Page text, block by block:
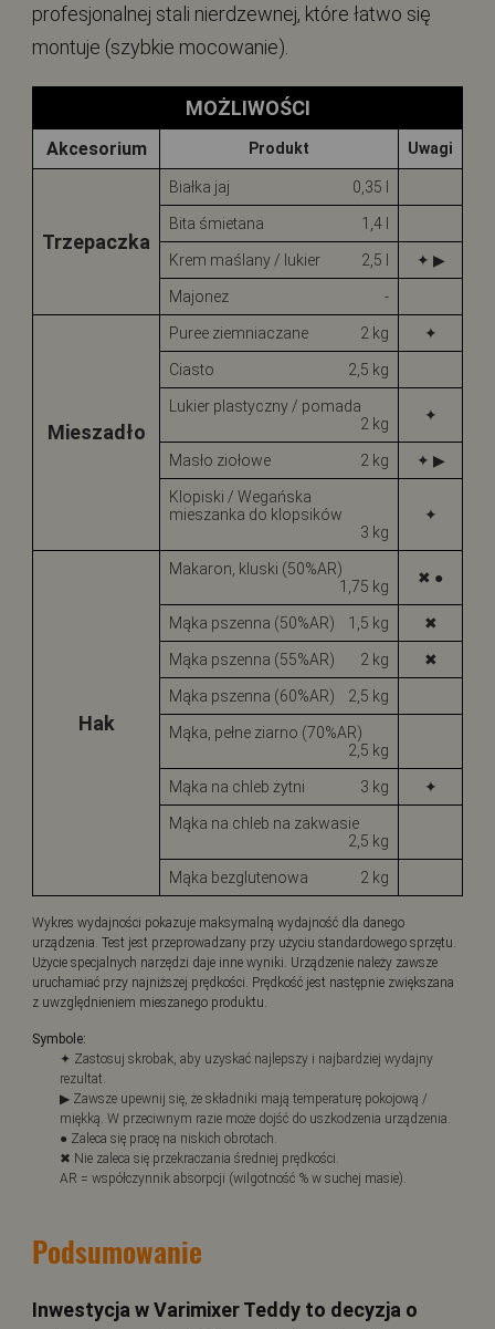
profesjonalnej stali nierdzewnej, które łatwo się
montuje (szybkie mocowanie).
MOŻLIWOŚCI
Akcesorium Produkt Uwagi
Trzepaczka
Białka jaj 0,35 l
Bita śmietana 1,4 l
Krem maślany / lukier 2,5 l ✦ ▶
Majonez -
Mieszadło
Puree ziemniaczane 2 kg ✦
Ciasto 2,5 kg
Lukier plastyczny / pomada
2 kg
✦
Masło ziołowe 2 kg ✦ ▶
Klopiski / Wegańska
mieszanka do klopsików
3 kg
✦
Hak
Makaron, kluski (50%AR)
1,75 kg
✖ ●
Mąka pszenna (50%AR) 1,5 kg ✖
Mąka pszenna (55%AR) 2 kg ✖
Mąka pszenna (60%AR) 2,5 kg
Mąka, pełne ziarno (70%AR)
2,5 kg
Mąka na chleb żytni 3 kg ✦
Mąka na chleb na zakwasie
2,5 kg
Mąka bezglutenowa 2 kg
Wykres wydajności pokazuje maksymalną wydajność dla danego
urządzenia. Test jest przeprowadzany przy użyciu standardowego sprzętu.
Użycie specjalnych narzędzi daje inne wyniki. Urządzenie należy zawsze
uruchamiać przy najniższej prędkości. Prędkość jest następnie zwiększana
z uwzględnieniem mieszanego produktu.
Symbole:
✦ Zastosuj skrobak, aby uzyskać najlepszy i najbardziej wydajny
rezultat.
▶ Zawsze upewnij się, że składniki mają temperaturę pokojową /
miękką. W przeciwnym razie może dojść do uszkodzenia urządzenia.
● Zaleca się pracę na niskich obrotach.
✖ Nie zaleca się przekraczania średniej prędkości.
AR = współczynnik absorpcji (wilgotność % w suchej masie).
Podsumowanie
Inwestycja w Varimixer Teddy to decyzja o